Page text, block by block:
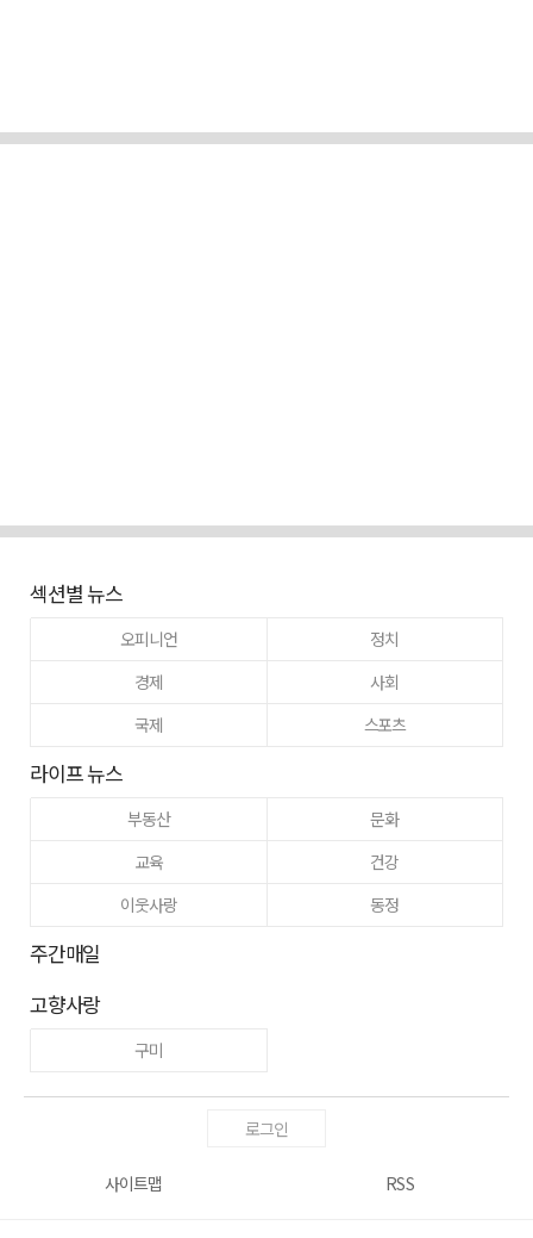
섹션별 뉴스
오피니언
정치
경제
사회
국제
스포츠
라이프 뉴스
부동산
문화
교육
건강
이웃사랑
동정
주간매일
고향사랑
구미
로그인
사이트맵 RSS